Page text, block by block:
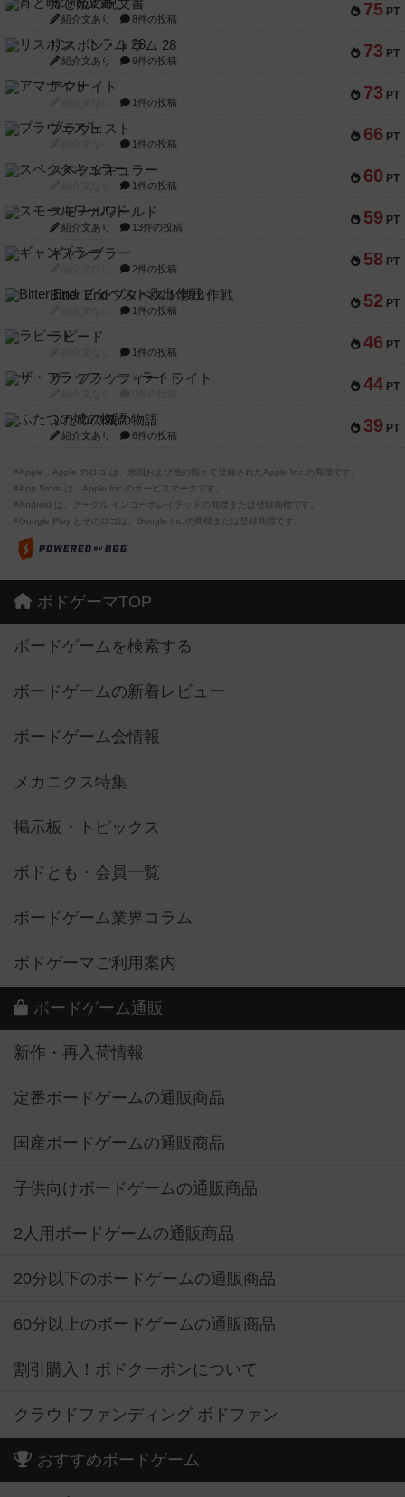
75 PT
宵と暁の呪文書
紹介文あり 8件の投稿
73 PT
リスボン・トラム 28
紹介文あり 9件の投稿
73 PT
アマナイト
1件の投稿
66 PT
ブラヴェスト
1件の投稿
60 PT
スペクタキュラー
1件の投稿
59 PT
スモールワールド
紹介文あり 13件の投稿
58 PT
ギャンブラー
2件の投稿
52 PT
Bitter End ブタペスト救出作戦
1件の投稿
46 PT
ラピード
1件の投稿
44 PT
ザ・フラッフィー・ライト
39 PT
ふたつの城の物語
紹介文あり 6件の投稿
※Apple、Apple のロゴ は、米国および他の国々で登録されたApple Inc.の商標です。
※App Store は、Apple Inc.のサービスマークです。
※Android は、グーグル インコーポレイテッドの商標または登録商標です。
※Google Play とそのロゴは、Google Inc.の商標または登録商標です。
ボドゲーマTOP
ボードゲームを検索する
ボードゲームの新着レビュー
ボードゲーム会情報
メカニクス特集
掲示板・トピックス
ボドとも・会員一覧
ボードゲーム業界コラム
ボドゲーマご利用案内
ボードゲーム通販
新作・再入荷情報
定番ボードゲームの通販商品
国産ボードゲームの通販商品
子供向けボードゲームの通販商品
2人用ボードゲームの通販商品
20分以下のボードゲームの通販商品
60分以上のボードゲームの通販商品
割引購入！ボドクーポンについて
クラウドファンディング ボドファン
おすすめボードゲーム